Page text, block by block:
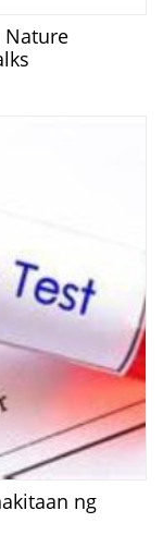
Nature
ng